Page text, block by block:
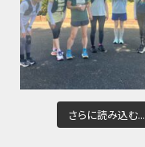
さらに読み込む...